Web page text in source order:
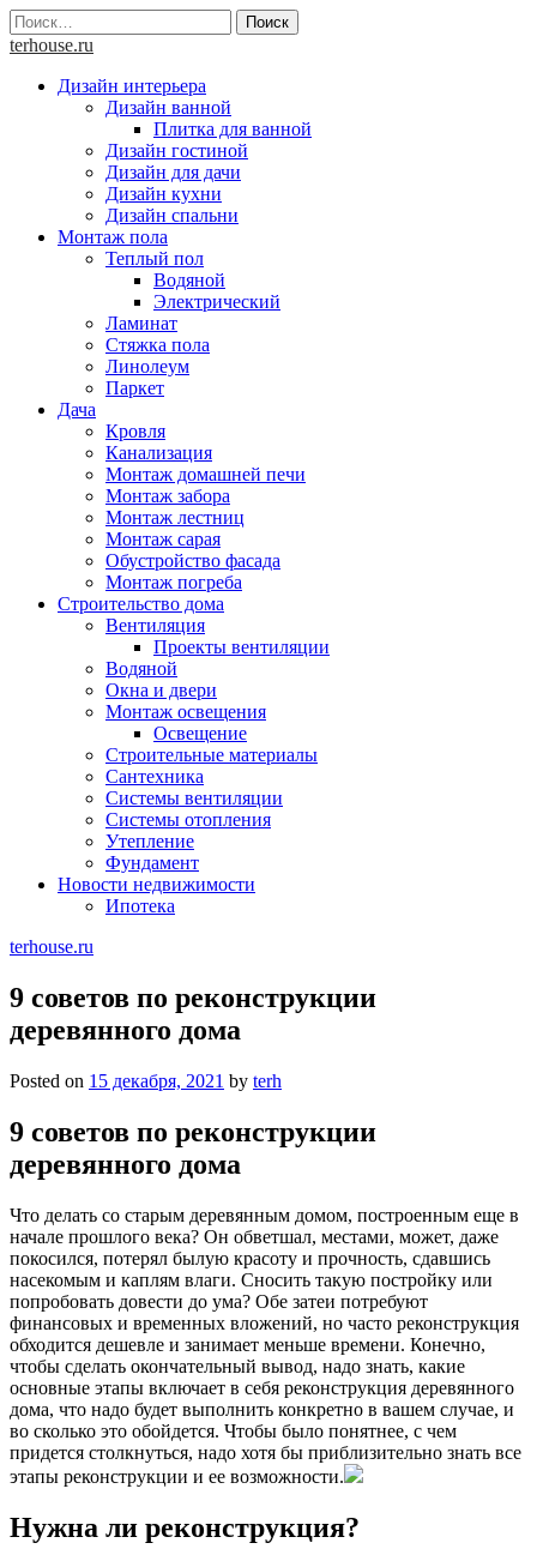
Skip
to
Найти:
terhouse.ru
Дизайн интерьера
Дизайн ванной
Плитка для ванной
Дизайн гостиной
Дизайн для дачи
Дизайн кухни
Дизайн спальни
Монтаж пола
Теплый пол
Водяной
Электрический
Ламинат
Стяжка пола
Линолеум
Паркет
Дача
Кровля
Канализация
Монтаж домашней печи
Монтаж забора
Монтаж лестниц
Монтаж сарая
Обустройство фасада
Монтаж погреба
Строительство дома
Вентиляция
Проекты вентиляции
Водяной
Окна и двери
Монтаж освещения
Освещение
Строительные материалы
Сантехника
Системы вентиляции
Системы отопления
Утепление
Фундамент
Новости недвижимости
Ипотека
terhouse.ru
9 советов по реконструкции
деревянного дома
Posted on 15 декабря, 2021 by terh
9 советов по реконструкции
деревянного дома
Что делать со старым деревянным домом, построенным еще в
начале прошлого века? Он обветшал, местами, может, даже
покосился, потерял былую красоту и прочность, сдавшись
насекомым и каплям влаги. Сносить такую постройку или
попробовать довести до ума? Обе затеи потребуют
финансовых и временных вложений, но часто реконструкция
обходится дешевле и занимает меньше времени. Конечно,
чтобы сделать окончательный вывод, надо знать, какие
основные этапы включает в себя реконструкция деревянного
дома, что надо будет выполнить конкретно в вашем случае, и
во сколько это обойдется. Чтобы было понятнее, с чем
придется столкнуться, надо хотя бы приблизительно знать все
этапы реконструкции и ее возможности.
Нужна ли реконструкция?